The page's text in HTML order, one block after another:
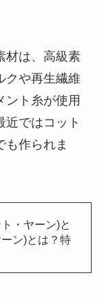
材は、高級素
クや再生繊維
ント糸が使用
近ではコット
も作られま
・ヤーン)と
ン)とは？特